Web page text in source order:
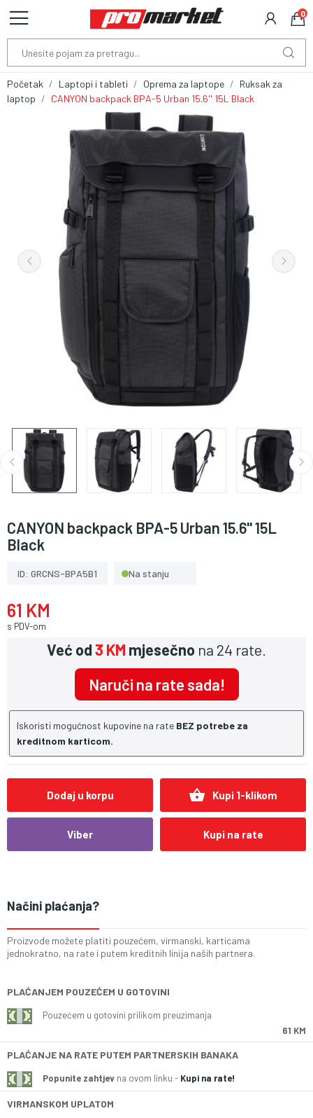
0
Početak Laptopi i tableti Oprema za laptope
Ruksak za
laptop
CANYON backpack BPA-5 Urban 15.6'' 15L Black
CANYON backpack BPA-5 Urban 15.6'' 15L
Black
ID: GRCNS-BPA5B1 Na stanju
61 KM
s PDV-om
Već od3 KM mjesečno na 24 rate.
Naruči na rate sada!
Iskoristi mogućnost kupovine na rate BEZ potrebe za
kreditnom karticom.
Dodaj u korpu shopping_basket Kupi 1-klikom
Viber Kupi na rate
Načini plaćanja?
Proizvode možete platiti pouzećem, virmanski, karticama
jednokratno, na rate i putem kreditnih linija naših partnera.
PLAĆANJEM POUZEĆEM U GOTOVINI
Pouzećem u gotovini prilikom preuzimanja
61 KM
PLAĆANJE NA RATE PUTEM PARTNERSKIH BANAKA
Popunite zahtjev na ovom linku - Kupi na rate!
VIRMANSKOM UPLATOM